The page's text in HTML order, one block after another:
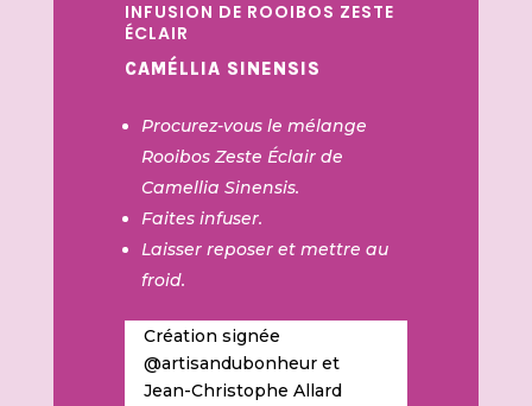
INFUSION DE ROOIBOS ZESTE
ÉCLAIR
CAMÉLLIA SINENSIS
Procurez-vous le mélange
Rooibos Zeste Éclair de
Camellia Sinensis.
Faites infuser.
Laisser reposer et mettre au
froid.
Création signée
@artisandubonheur et
Jean-Christophe Allard